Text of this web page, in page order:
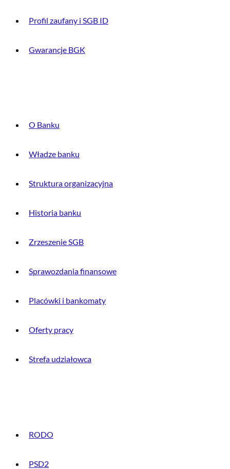
Profil zaufany i SGB ID
Gwarancje BGK
O Banku
Władze banku
Struktura organizacyjna
Historia banku
Zrzeszenie SGB
Sprawozdania finansowe
Placówki i bankomaty
Oferty pracy
Strefa udziałowca
RODO
PSD2